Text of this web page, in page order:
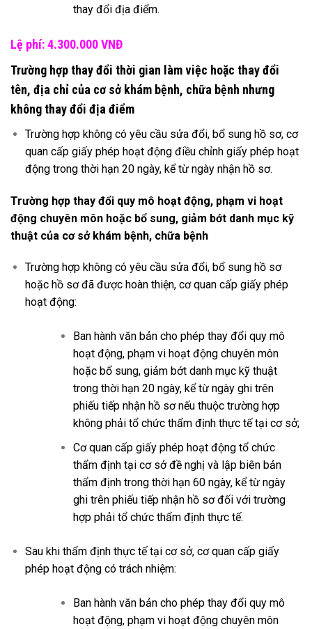
thay đổi địa điểm.
Lệ phí: 4.300.000 VNĐ
Trường hợp thay đổi thời gian làm việc hoặc thay đổi
tên, địa chỉ của cơ sở khám bệnh, chữa bệnh nhưng
không thay đổi địa điểm
Trường hợp không có yêu cầu sửa đổi, bổ sung hồ sơ, cơ
quan cấp giấy phép hoạt động điều chỉnh giấy phép hoạt
động trong thời hạn 20 ngày, kể từ ngày nhận hồ sơ.
Trường hợp thay đổi quy mô hoạt động, phạm vi hoạt
động chuyên môn hoặc bổ sung, giảm bớt danh mục kỹ
thuật của cơ sở khám bệnh, chữa bệnh
Trường hợp không có yêu cầu sửa đổi, bổ sung hồ sơ
hoặc hồ sơ đã được hoàn thiện, cơ quan cấp giấy phép
hoạt động:
Ban hành văn bản cho phép thay đổi quy mô
hoạt động, phạm vi hoạt động chuyên môn
hoặc bổ sung, giảm bớt danh mục kỹ thuật
trong thời hạn 20 ngày, kể từ ngày ghi trên
phiếu tiếp nhận hồ sơ nếu thuộc trường hợp
không phải tổ chức thẩm định thực tế tại cơ sở;
Cơ quan cấp giấy phép hoạt động tổ chức
thẩm định tại cơ sở đề nghị và lập biên bản
thẩm định trong thời hạn 60 ngày, kể từ ngày
ghi trên phiếu tiếp nhận hồ sơ đối với trường
hợp phải tổ chức thẩm định thực tế.
Sau khi thẩm định thực tế tại cơ sở, cơ quan cấp giấy
phép hoạt động có trách nhiệm:
Ban hành văn bản cho phép thay đổi quy mô
hoạt động, phạm vi hoạt động chuyên môn